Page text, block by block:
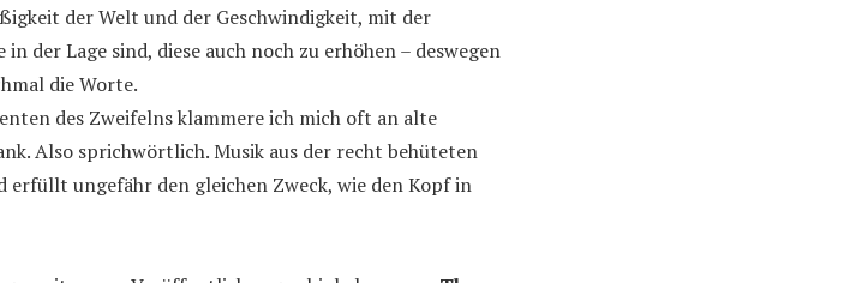
der Welt und der Geschwindigkeit, mit der
der Lage sind, diese auch noch zu erhöhen – deswegen
die Worte.
des Zweifelns klammere ich mich oft an alte
Also sprichwörtlich. Musik aus der recht behüteten
erfüllt ungefähr den gleichen Zweck, wie den Kopf in